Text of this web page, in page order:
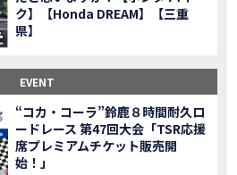
オーバーモデル X-ADV をフルモデルチェンジし発売！
ト等の外観デザインやカラーリングの変更など熟成を図り発売！
ーツモデル NC750X をフルモデルチェンジし発売！
D’OR」ならびに「CB1300 SUPER FOUR SP」「CB1300 SUPER BOL D’OR SP」に先進の電子制御デバイスを採用し発売！
モデル「Rebel 1100」を新発売!!
なイメージを強化『CBR650R』を発表!
ーズのミドルクラスモデル『CB650R』を発表！
ク】【Honda DREAM】【三重
県】
EVENT
“コカ・コーラ”鈴鹿８時間耐久ロ
ードレース 第47回大会「TSR応援
席プレミアムチケット販売開
始！」